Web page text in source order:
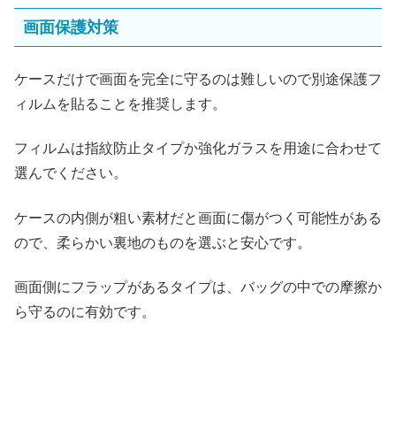
画面保護対策
ケースだけで画面を完全に守るのは難しいので別途保護フ
ィルムを貼ることを推奨します。
フィルムは指紋防止タイプか強化ガラスを用途に合わせて
選んでください。
ケースの内側が粗い素材だと画面に傷がつく可能性がある
ので、柔らかい裏地のものを選ぶと安心です。
画面側にフラップがあるタイプは、バッグの中での摩擦か
ら守るのに有効です。